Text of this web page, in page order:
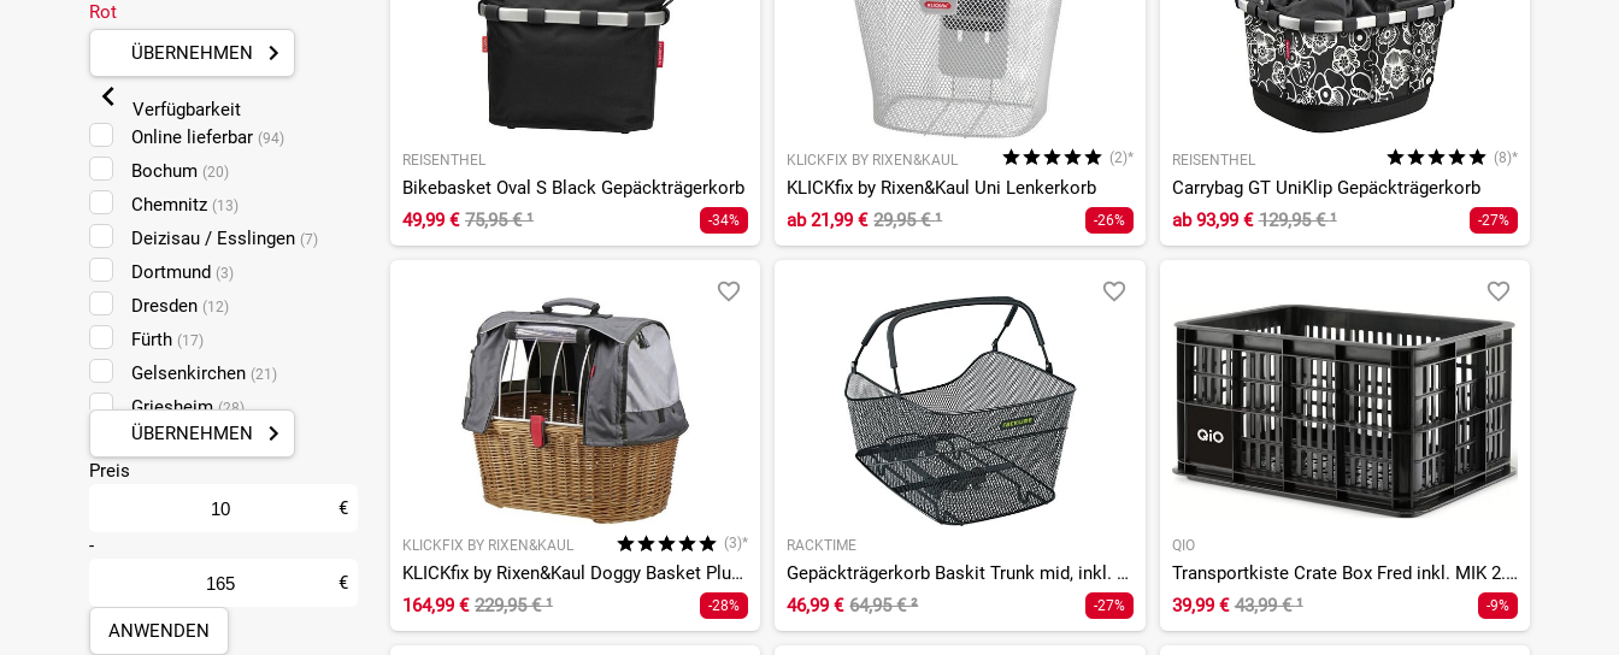
Rot
ÜBERNEHMEN
Verfügbarkeit
Online lieferbar (94)
Bochum (20)
Chemnitz (13)
Deizisau / Esslingen (7)
Dortmund (3)
Dresden (12)
Fürth (17)
Gelsenkirchen (21)
Griesheim(28)
Halle(15)
Leipzig Taucha
(28)
Mülheim-Kärlich
Münster
ÜBERNEHMEN
Preis
€
-
€
ANWENDEN
REISENTHEL
Bikebasket Oval S Black Gepäckträgerkorb
49,99 € 75,95 €¹ -34%
KLICKFIX BY RIXEN&KAUL (2)*
KLICKfix by Rixen&Kaul Uni Lenkerkorb
ab21,99 € 29,95 €¹ -26%
REISENTHEL (8)*
Carrybag GT UniKlip Gepäckträgerkorb
ab93,99 € 129,95 €¹ -27%
KLICKFIX BY RIXEN&KAUL (3)*
KLICKfix by Rixen&Kaul Doggy Basket Plus zur Festmontage am Gepäckträger + Wetters.
164,99 € 229,95 €¹ -28%
RACKTIME
Gepäckträgerkorb Baskit Trunk mid, inkl. Snapit Adapter
46,99 € 64,95 €² -27%
QIO
Transportkiste Crate Box Fred inkl. MIK 2.0 Adapter
39,99 € 43,99 €¹ -9%